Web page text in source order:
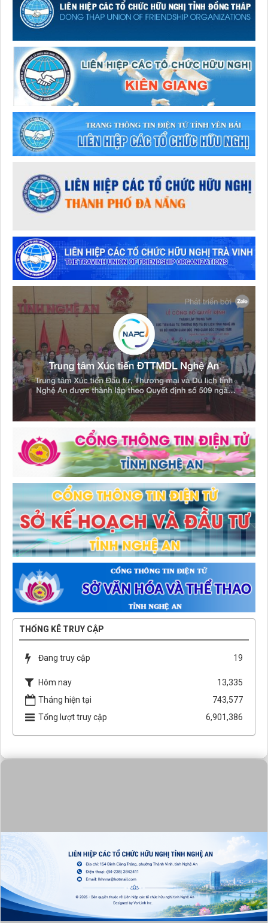
THỐNG KÊ TRUY CẬP
Đang truy cập 19
Hôm nay
13,335
Tháng hiện tại
743,577
Tổng lượt truy cập
6,901,386